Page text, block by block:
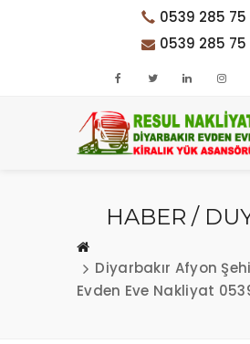
0539 285 75
0539 285 75
HABER /
Diyarbakır Afyon
Evden Eve Nakliyat